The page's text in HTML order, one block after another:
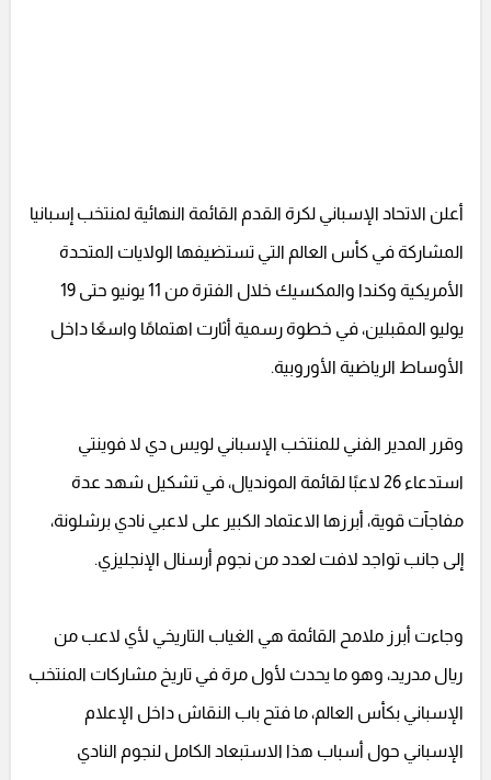
أعلن الاتحاد الإسباني لكرة القدم القائمة النهائية لمنتخب إسبانيا
المشاركة في كأس العالم التي تستضيفها الولايات المتحدة
الأمريكية وكندا والمكسيك خلال الفترة من 11 يونيو حتى 19
يوليو المقبلين، في خطوة رسمية أثارت اهتمامًا واسعًا داخل
الأوساط الرياضية الأوروبية.
وقرر المدير الفني للمنتخب الإسباني لويس دي لا فوينتي
استدعاء 26 لاعبًا لقائمة المونديال، في تشكيل شهد عدة
مفاجآت قوية، أبرزها الاعتماد الكبير على لاعبي نادي برشلونة،
إلى جانب تواجد لافت لعدد من نجوم أرسنال الإنجليزي.
وجاءت أبرز ملامح القائمة هي الغياب التاريخي لأي لاعب من
ريال مدريد، وهو ما يحدث لأول مرة في تاريخ مشاركات المنتخب
الإسباني بكأس العالم، ما فتح باب النقاش داخل الإعلام
الإسباني حول أسباب هذا الاستبعاد الكامل لنجوم النادي